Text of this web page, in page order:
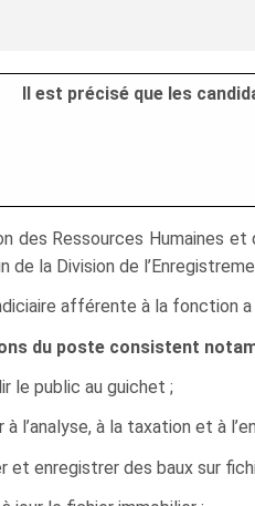
Il est précisé que les
des Ressources Humaines et
de la Division de
afférente à la fonction
du poste consistent
le public au guichet ;
l’analyse, à la taxation et à
enregistrer des baux sur